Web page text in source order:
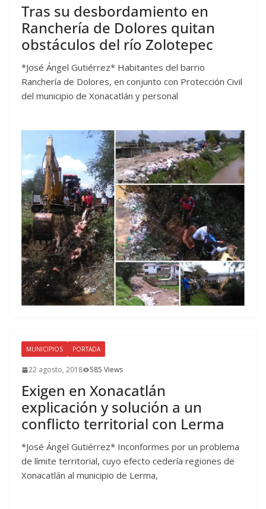
Tras su desbordamiento en
Ranchería de Dolores quitan
obstáculos del río Zolotepec
*José Ángel Gutiérrez* Habitantes del barrio
Ranchería de Dolores, en conjunto con Protección Civil
del municipio de Xonacatlán y personal
MUNICIPIOS PORTADA
22 agosto, 2018 585 Views
Exigen en Xonacatlán
explicación y solución a un
conflicto territorial con Lerma
*José Ángel Gutiérrez* Inconformes por un problema
de límite territorial, cuyo efecto cedería regiones de
Xonacatlán al municipio de Lerma,